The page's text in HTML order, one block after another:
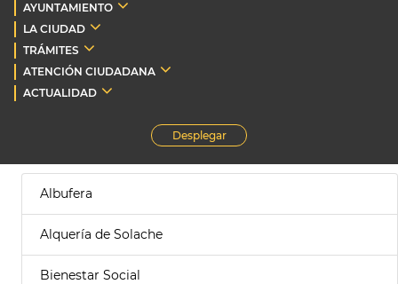
AYUNTAMIENTO
LA CIUDAD
TRÁMITES
ATENCIÓN CIUDADANA
ACTUALIDAD
Desplegar
Albufera
Alquería de Solache
Bienestar Social